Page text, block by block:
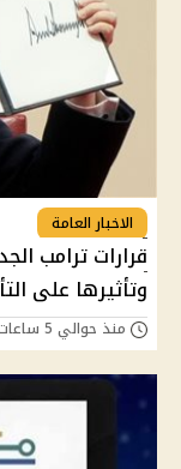
الاخبار العامة
قرارات ترامب
وتأثيرها على
منذ حوالي 5 ساعات